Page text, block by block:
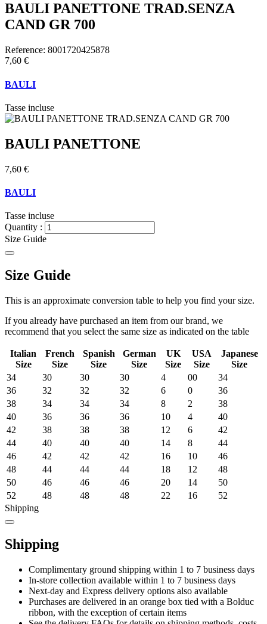
BAULI PANETTONE TRAD.SENZA
CAND GR 700
Reference: 8001720425878
7,60 €
BAULI
Tasse incluse
BAULI PANETTONE
7,60 €
BAULI
Tasse incluse
Quantity :
Size Guide
Size Guide
This is an approximate conversion table to help you find your size.
If you already have purchased an item from our brand, we
recommend that you select the same size as indicated on the table
Italian
Size
French
Size
Spanish
Size
German
Size
UK
Size
USA
Size
Japanese
Size
34
30 30 30 4 00
34
36
32 32 32 6 0
36
38
34 34 34 8 2
38
40
36 36 36 10 4
40
42
38 38 38 12 6
42
44
40 40 40 14 8
44
46
42 42 42 16 10
46
48
44 44 44 18 12
48
50
46 46 46 20 14
50
52
48 48 48 22 16
52
Shipping
Shipping
Complimentary ground shipping within 1 to 7 business days
In-store collection available within 1 to 7 business days
Next-day and Express delivery options also available
Purchases are delivered in an orange box tied with a Bolduc
ribbon, with the exception of certain items